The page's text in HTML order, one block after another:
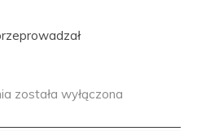
została wyłączona